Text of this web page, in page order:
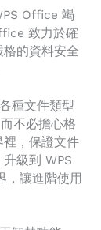
Office 竭
致力於確
的資料安全
種文件類型
不必擔心格
裡，保證文件
級到 WPS
，讓進階使用